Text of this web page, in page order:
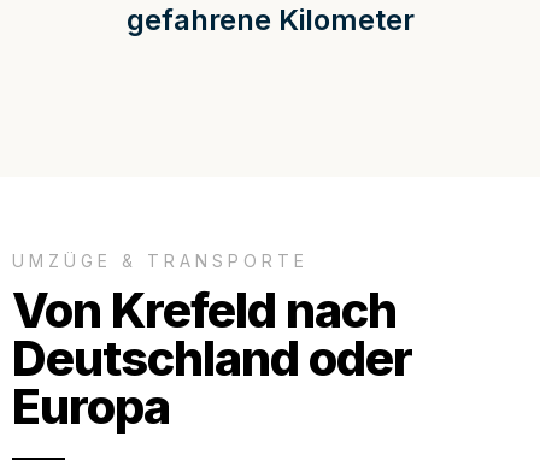
gefahrene Kilometer
UMZÜGE & TRANSPORTE
Von Krefeld nach
Deutschland oder
Europa